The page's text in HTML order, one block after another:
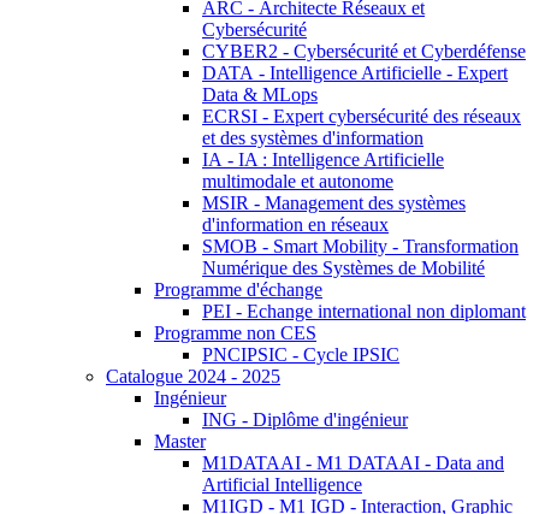
ARC - Architecte Réseaux et
Cybersécurité
CYBER2 - Cybersécurité et Cyberdéfense
DATA - Intelligence Artificielle - Expert
Data & MLops
ECRSI - Expert cybersécurité des réseaux
et des systèmes d'information
IA - IA : Intelligence Artificielle
multimodale et autonome
MSIR - Management des systèmes
d'information en réseaux
SMOB - Smart Mobility - Transformation
Numérique des Systèmes de Mobilité
Programme d'échange
PEI - Echange international non diplomant
Programme non CES
PNCIPSIC - Cycle IPSIC
Catalogue 2024 - 2025
Ingénieur
ING - Diplôme d'ingénieur
Master
M1DATAAI - M1 DATAAI - Data and
Artificial Intelligence
M1IGD - M1 IGD - Interaction, Graphic